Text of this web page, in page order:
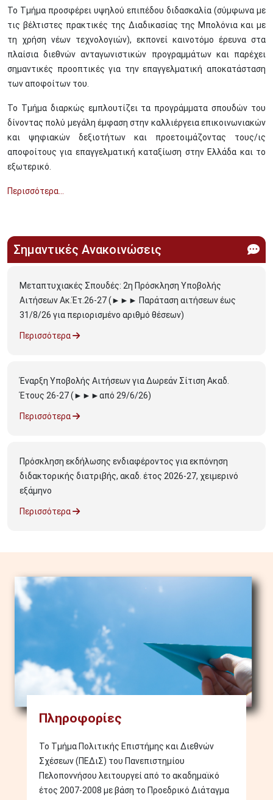
Το Τμήμα προσφέρει υψηλού επιπέδου διδασκαλία (σύμφωνα με
τις βέλτιστες πρακτικές της Διαδικασίας της Μπολόνια και με
τη χρήση νέων τεχνολογιών), εκπονεί καινοτόμο έρευνα στα
πλαίσια διεθνών ανταγωνιστικών προγραμμάτων και παρέχει
σημαντικές προοπτικές για την επαγγελματική αποκατάσταση
των αποφοίτων του.
Το Τμήμα διαρκώς εμπλουτίζει τα προγράμματα σπουδών του
δίνοντας πολύ μεγάλη έμφαση στην καλλιέργεια επικοινωνιακών
και ψηφιακών δεξιοτήτων και προετοιμάζοντας τους/ις
αποφοίτους για επαγγελματική καταξίωση στην Ελλάδα και το
εξωτερικό.
Περισσότερα...
Σημαντικές Ανακοινώσεις
Μεταπτυχιακές Σπουδές: 2η Πρόσκληση Υποβολής
Αιτήσεων Ακ.Έτ.26-27 (►►► Παράταση αιτήσεων έως
31/8/26 για περιορισμένο αριθμό θέσεων)
Περισσότερα
Έναρξη Υποβολής Αιτήσεων για Δωρεάν Σίτιση Ακαδ.
Έτους 26-27 (►►►από 29/6/26)
Περισσότερα
Πρόσκληση εκδήλωσης ενδιαφέροντος για εκπόνηση
διδακτορικής διατριβής, ακαδ. έτος 2026-27, χειμερινό
εξάμηνο
Περισσότερα
Image
Πληροφορίες
Το Τμήμα Πολιτικής Επιστήμης και Διεθνών
Σχέσεων (ΠΕΔιΣ) του Πανεπιστημίου
Πελοποννήσου λειτουργεί από το ακαδημαϊκό
έτος 2007-2008 με βάση το Προεδρικό Διάταγμα